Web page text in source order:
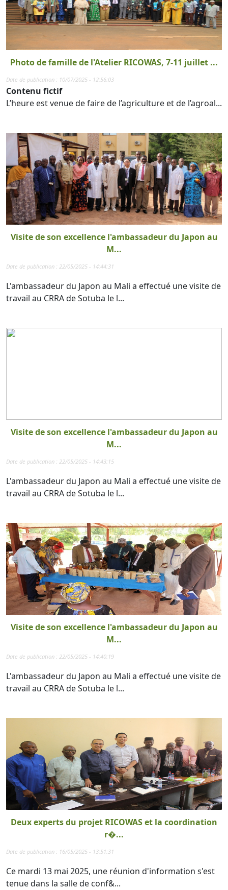
Photo de famille de l'Atelier RICOWAS, 7-11 juillet ...
Date de publication : 10/07/2025 - 12:56:03
Contenu fictif
L’heure est venue de faire de l’agriculture et de l’agroal...
Visite de son excellence l'ambassadeur du Japon au
M...
Date de publication : 22/05/2025 - 14:44:31
L'ambassadeur du Japon au Mali a effectué une visite de
travail au CRRA de Sotuba le l...
Visite de son excellence l'ambassadeur du Japon au
M...
Date de publication : 22/05/2025 - 14:43:15
L'ambassadeur du Japon au Mali a effectué une visite de
travail au CRRA de Sotuba le l...
Visite de son excellence l'ambassadeur du Japon au
M...
Date de publication : 22/05/2025 - 14:40:19
L'ambassadeur du Japon au Mali a effectué une visite de
travail au CRRA de Sotuba le l...
Deux experts du projet RICOWAS et la coordination
r�...
Date de publication : 16/05/2025 - 13:51:31
Ce mardi 13 mai 2025, une réunion d'information s'est
tenue dans la salle de conf&...